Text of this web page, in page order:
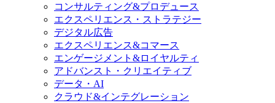
コンサルティング&プロデュース
エクスペリエンス・ストラテジー
デジタル広告
エクスペリエンス&コマース
エンゲージメント&ロイヤルティ
アドバンスト・クリエイティブ
データ・AI
クラウド&インテグレーション